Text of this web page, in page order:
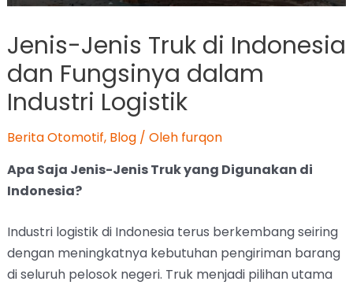
Jenis-Jenis Truk di Indonesia
dan Fungsinya dalam
Industri Logistik
Berita Otomotif, Blog/ Oleh furqon
Apa Saja Jenis-Jenis Truk yang Digunakan di
Indonesia?
Industri logistik di Indonesia terus berkembang seiring
dengan meningkatnya kebutuhan pengiriman barang
di seluruh pelosok negeri. Truk menjadi pilihan utama